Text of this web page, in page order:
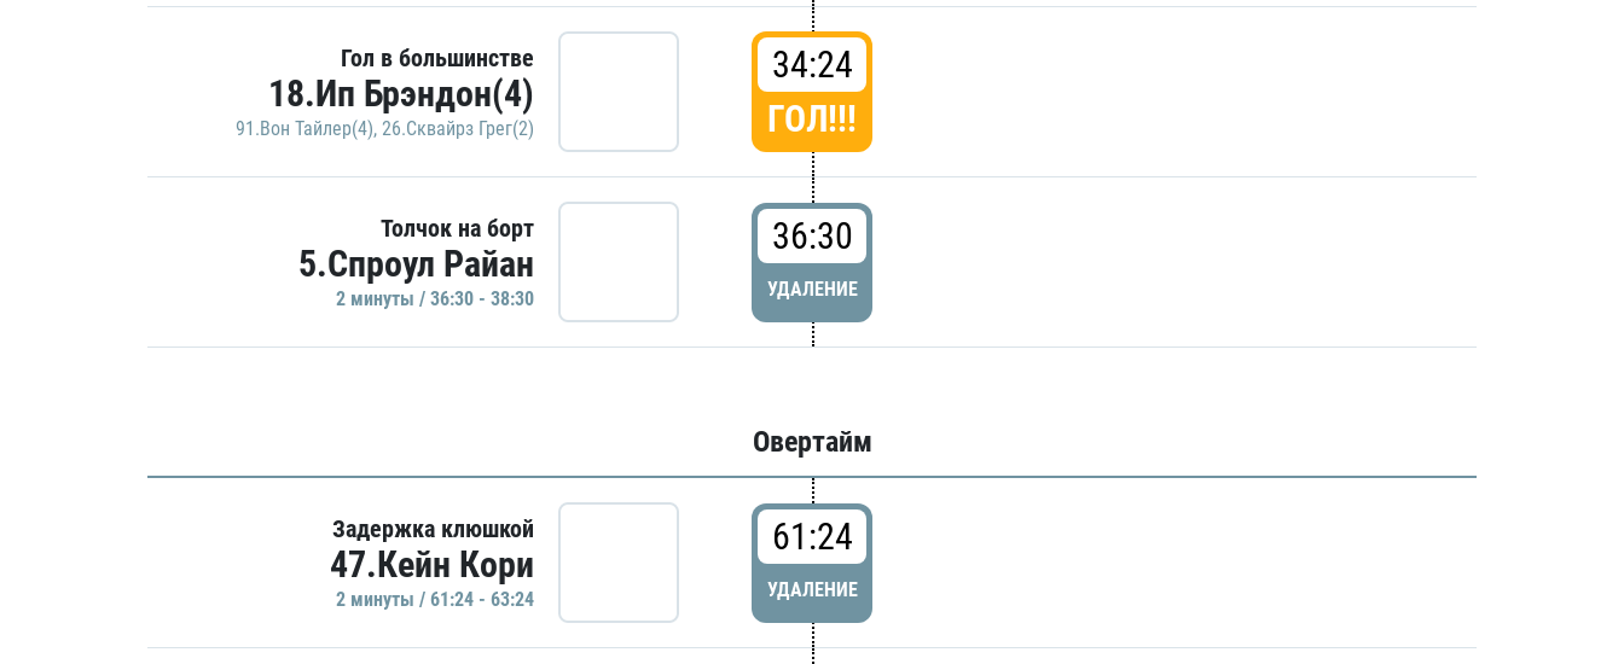
Гол в большинстве
18.Ип Брэндон(4)
91.Вон Тайлер(4), 26.Сквайрз Грег(2)
34:24
ГОЛ!!!
Толчок на борт
5.Спроул Райан
2 минуты / 36:30 - 38:30
36:30
УДАЛЕНИЕ
Овертайм
Задержка клюшкой
47.Кейн Кори
2 минуты / 61:24 - 63:24
61:24
УДАЛЕНИЕ